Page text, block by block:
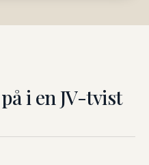
i en JV-tvist